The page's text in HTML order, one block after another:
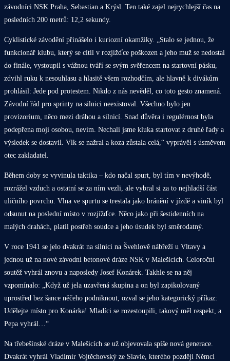
závodníci NSK Praha, Sebastian a Krýsl. Ten také zajel nejrychlejší čas na
posledních 200 metrů: 12,2 sekundy.
Cyklistické závodění přinášelo i kuriozní okamžiky. „Stalo se jednou, že
funkcionář klubu, který se cítil v rozjížďce poškozen a jeho muž se nedostal
do finále, vystoupil s vážnou tváří se svým svěřencem na startovní pásku,
zdvihl ruku k nesouhlasu a hlasitě všem rozhodčím, ale hlavně k divákům
prohlásil: Jede pod protestem. Nikdo z nás nevěděl, co toto gesto znamená.
Závodní řád pro sprinty na silnici neexistoval. Všechno bylo jen
provizorium, něco mezi dráhou a silnicí. Snad důvěra i regulérnost byla
podepřena mojí osobou, nevím. Nechali jsme kluka startovat z druhé řady a
výsledek se dostavil. Vlk se nažral a koza zůstala celá,“ vyprávěl s úsměvem
otec zakladatel.
Během doby se vyvinula taktika – kdo načal spurt, byl tím v nevýhodě,
rozrážel vzduch a ostatní se za ním vezli, ale vybral si za to nejhladší část
uličního povrchu. Vlna ve spurtu se trestala jako bránění v jízdě a viník byl
odsunut na poslední místo v rozjížďce. Něco jako při šestidenních na
malých drahách, platil postřeh soudce a jeho úsudek byl směrodatný.
V roce 1941 se jelo dvakrát na silnici na Švehlově nábřeží u Vltavy a
jednou už na nové závodní betonové dráze NSK v Malešicích. Celoroční
soutěž vyhrál znovu a naposledy Josef Konárek. Takhle se na něj
vzpomínalo: „Když už jela uzavřená skupina a on byl zapikolovaný
uprostřed bez šance něčeho podniknout, ozval se jeho kategorický příkaz:
Udělejte místo pro Konárka! Mladíci se rozestoupili, takový měl respekt, a
Pepa vyhrál…“
Na třebešínské dráze v Malešicích se už objevovala spíše nová generace.
Dvakrát vyhrál Vladimír Vojtěchovský ze Slavie, kterého později Němci